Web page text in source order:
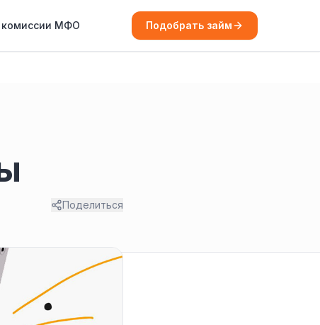
комиссии МФО Подобрать займ
Поделиться